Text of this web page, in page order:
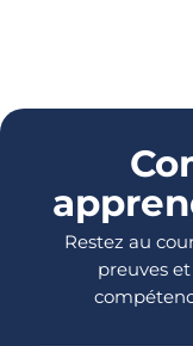
Restez au
preuves